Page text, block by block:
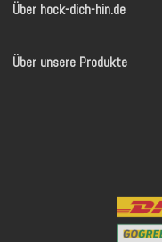
Über hock-dich-hin.de
Über unsere Produkte